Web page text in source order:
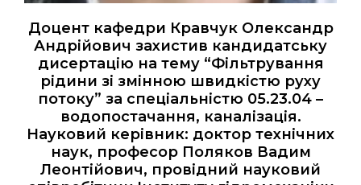
Доцент кафедри Кравчук Олександр
Андрійович захистив кандидатську
дисертацію на тему “Фільтрування
рідини зі змінною швидкістю руху
потоку” за спеціальністю 05.23.04 –
водопостачання, каналізація.
Науковий керівник: доктор технічних
наук, професор Поляков Вадим
Леонтійович, провідний науковий